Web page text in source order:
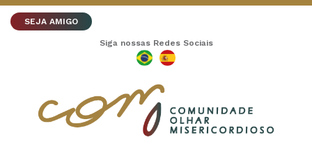
SEJA AMIGO
Siga nossas Redes Sociais